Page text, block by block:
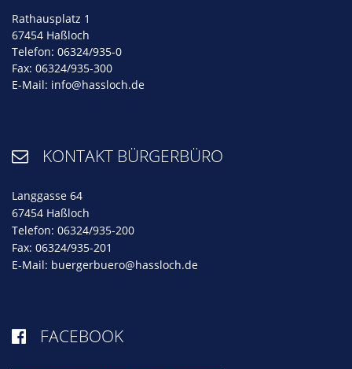
Rathausplatz 1
67454 Haßloch
Telefon: 06324/935-0
Fax: 06324/935-300
E-Mail: info@hassloch.de
 KONTAKT BÜRGERBÜRO
Langgasse 64
67454 Haßloch
Telefon: 06324/935-200
Fax: 06324/935-201
E-Mail: buergerbuero@hassloch.de
 FACEBOOK